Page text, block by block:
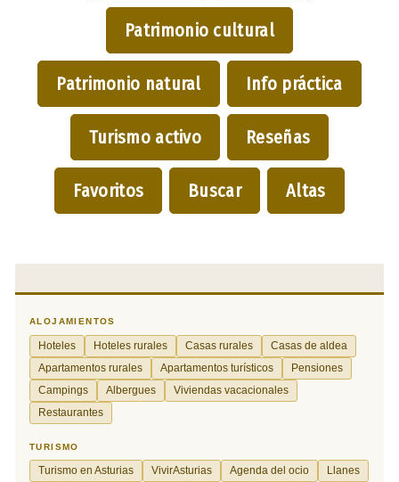
Patrimonio cultural
Patrimonio natural Info práctica
Turismo activo Reseñas
Favoritos Buscar Altas